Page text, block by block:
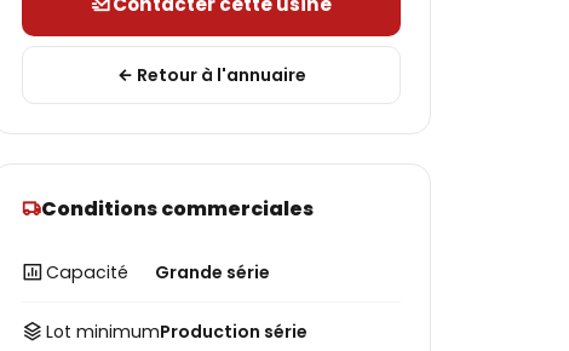
Retour à l'annuaire
Conditions commerciales
Capacité Grande série
Lot minimumProduction série